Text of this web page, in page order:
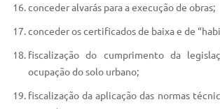
conceder alvarás para a execução de obras;
conceder os certificados de baixa e de
fiscalização do cumprimento da
ocupação do solo urbano;
fiscalização da aplicação das normas